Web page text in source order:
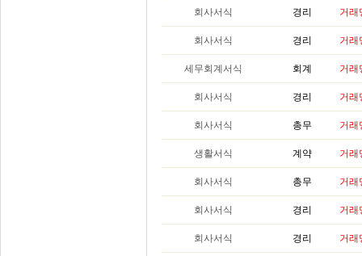
회사서식 경리 거래
회사서식 경리 거래
세무회계서식 회계 거래
회사서식 경리 거래
회사서식 총무 거래
생활서식 계약 거래
회사서식 총무 거래
회사서식 경리 거래
회사서식 경리 거래